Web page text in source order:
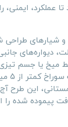
عملکرد،
شیارهای
یا جسم
5 میلی‌متر باشد)
پیموده شده